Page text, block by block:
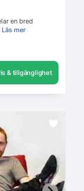
en bred
Läs mer
& tillgänglighet